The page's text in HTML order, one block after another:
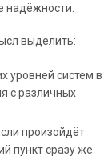
надёжности.
выделить:
уровней систем в
с различных
произойдёт
пункт сразу же